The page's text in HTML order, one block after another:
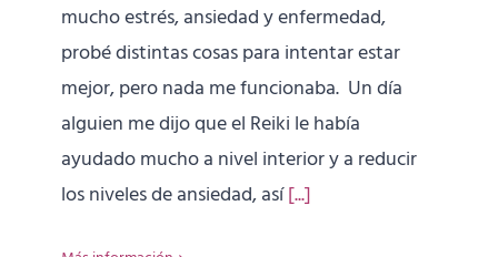
mucho estrés, ansiedad y enfermedad,
probé distintas cosas para intentar estar
mejor, pero nada me funcionaba. Un día
alguien me dijo que el Reiki le había
ayudado mucho a nivel interior y a reducir
los niveles de ansiedad, así[...]